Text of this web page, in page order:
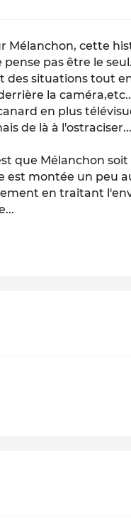
Mélanchon, cette
pas être le
des situations tout
la
en plus
de là à l'ostraciser...
que Mélanchon soit
est montée un peu
en traitant